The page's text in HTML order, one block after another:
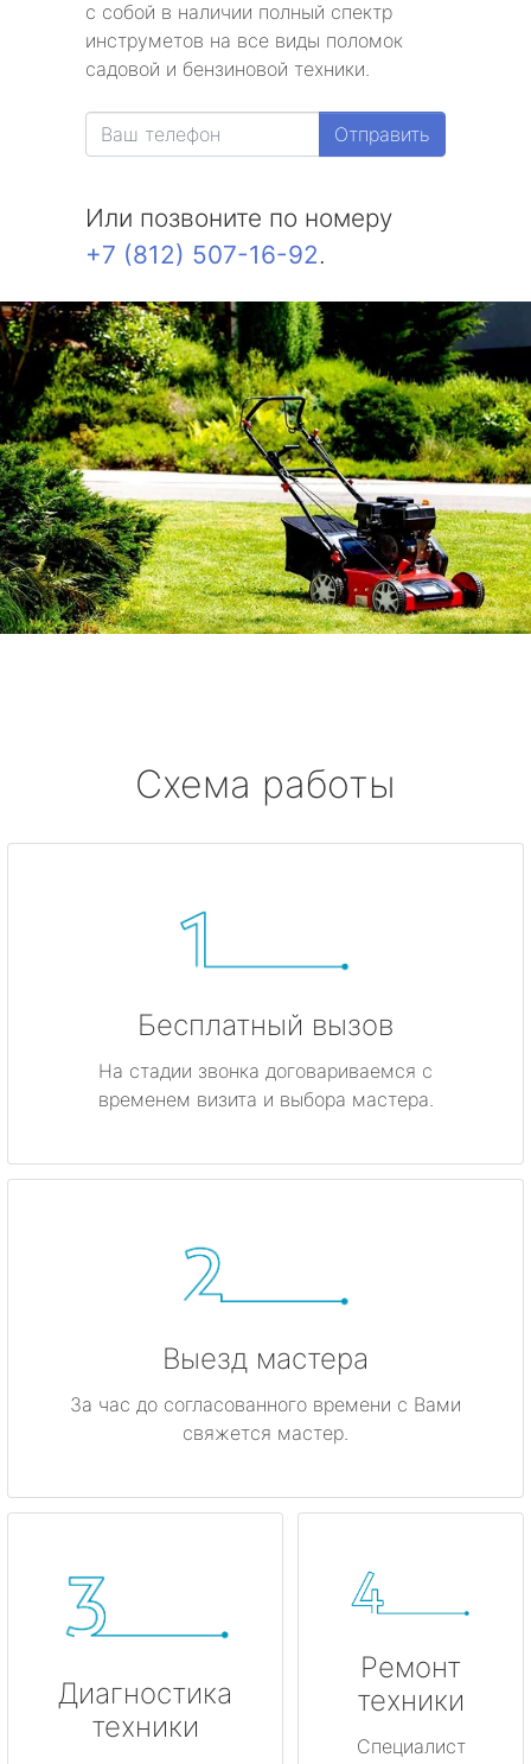
Александровская
Молодежное
Комарово
Усть-Ижора
Саперный
Петро-Славянка
Тярлево
Смолячково
Высоцк
Гатчина
Кириши
Коммунар
Кудрово
Лодейное Поле
Луга
Любань
с собой в наличии полный спектр
инструметов на все виды поломок
садовой и бензиновой техники.
Отправить
Или позвоните по номеру
+7 (812) 507-16-92.
Схема работы
Бесплатный вызов
На стадии звонка договариваемся с
временем визита и выбора мастера.
Выезд мастера
За час до согласованного времени с Вами
свяжется мастер.
Диагностика
техники
Ремонт
техники
Специалист